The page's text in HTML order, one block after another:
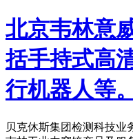
北京韦林意
括手持式高
行机器人等。
贝克休斯集团检测科技业